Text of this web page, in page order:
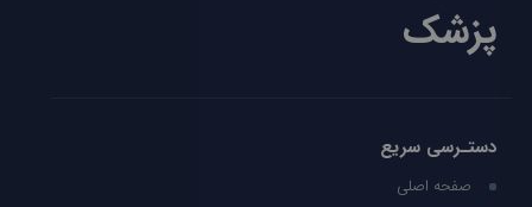
پزشک
دستـرسی سریع
صفحه اصلی